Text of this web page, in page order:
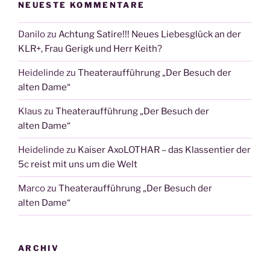
NEUESTE KOMMENTARE
Danilozu Achtung Satire!!! Neues Liebesglück an der
KLR+, Frau Gerigk und Herr Keith?
Heidelinde zu Theateraufführung „Der Besuch der
alten Dame“
Klaus zu Theateraufführung „Der Besuch der
alten Dame“
Heidelinde zu Kaiser AxoLOTHAR – das Klassentier der
5c reist mit uns um die Welt
Marcozu Theateraufführung „Der Besuch der
alten Dame“
ARCHIV